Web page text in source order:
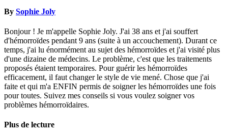
By Sophie Joly
Bonjour ! Je m'appelle Sophie Joly. J'ai 38 ans et j'ai souffert
d'hémorroïdes pendant 9 ans (suite à un accouchement). Durant ce
temps, j'ai lu énormément au sujet des hémorroïdes et j'ai visité plus
d'une dizaine de médecins. Le problème, c'est que les traitements
proposés étaient temporaires. Pour guérir les hémorroïdes
efficacement, il faut changer le style de vie mené. Chose que j'ai
faite et qui m'a ENFIN permis de soigner les hémorroïdes une fois
pour toutes. Suivez mes conseils si vous voulez soigner vos
problèmes hémorroïdaires.
Plus de lecture